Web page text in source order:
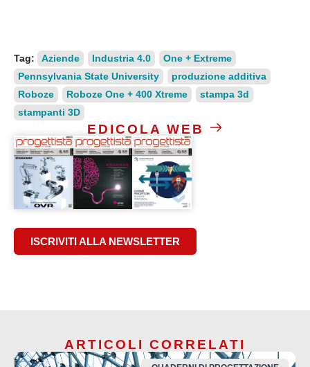
Tag: Aziende Industria 4.0
One + Extreme
Pennsylvania State University
produzione additiva
Roboze
Roboze One + 400 Xtreme
stampa 3d
stampanti 3D
EDICOLA WEB
ISCRIVITI ALLA NEWSLETTER
ARTICOLI CORRELATI